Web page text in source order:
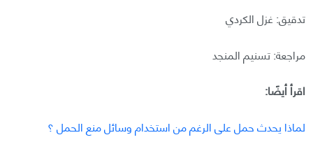
تدقيق: غزل الكردي
مراجعة: تسنيم المنجد
اقرأ أيضًا:
لماذا يحدث حمل على الرغم من استخدام وسائل منع الحمل ؟